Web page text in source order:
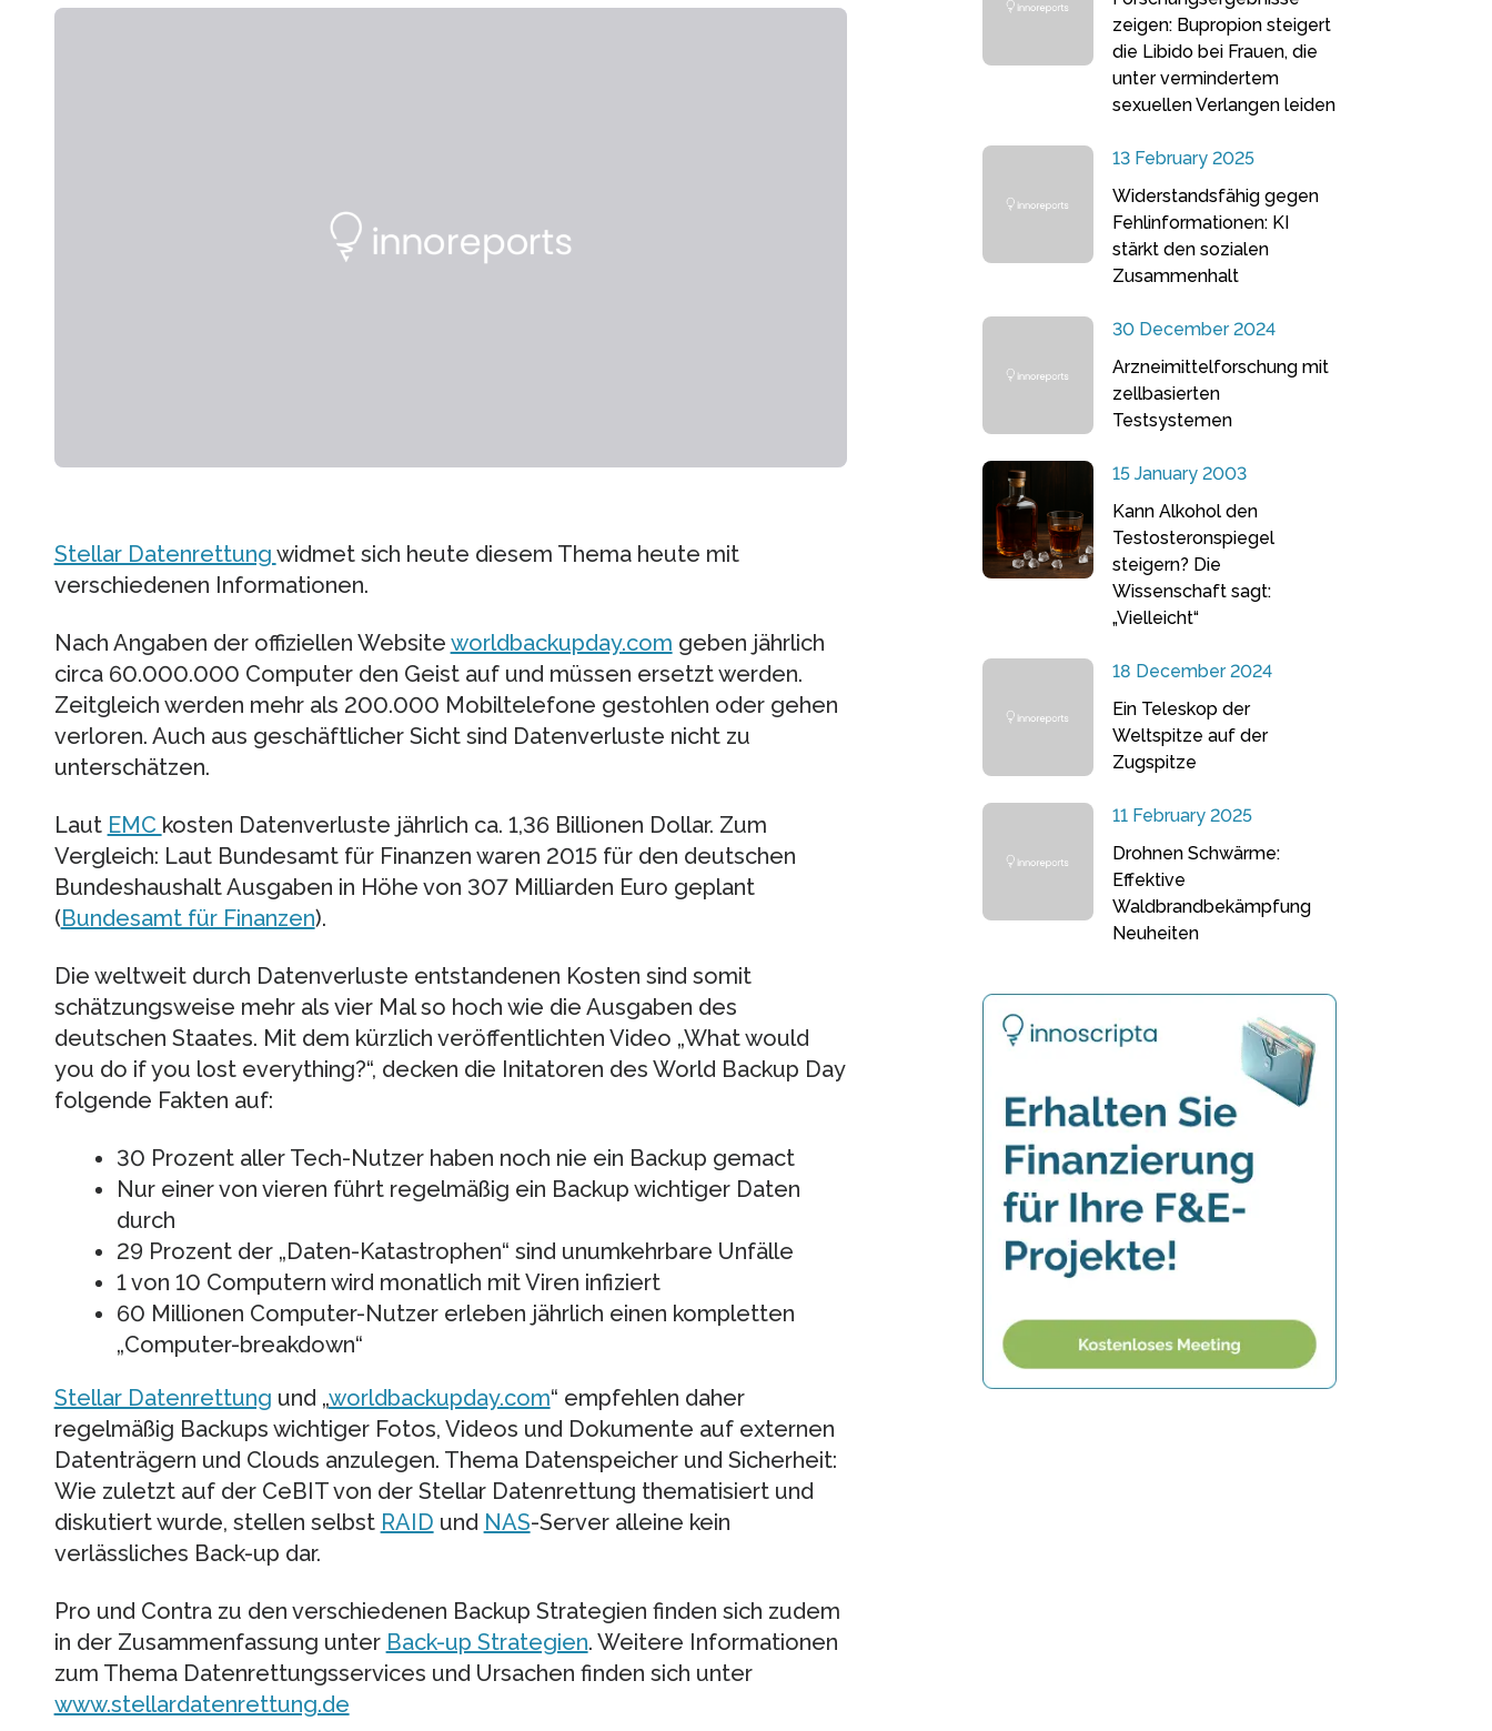
Stellar Datenrettung widmet sich heute diesem Thema heute mit
verschiedenen Informationen.
Nach Angaben der offiziellen Website worldbackupday.com geben jährlich
circa 60.000.000 Computer den Geist auf und müssen ersetzt werden.
Zeitgleich werden mehr als 200.000 Mobiltelefone gestohlen oder gehen
verloren. Auch aus geschäftlicher Sicht sind Datenverluste nicht zu
unterschätzen.
Laut EMC kosten Datenverluste jährlich ca. 1,36 Billionen Dollar. Zum
Vergleich: Laut Bundesamt für Finanzen waren 2015 für den deutschen
Bundeshaushalt Ausgaben in Höhe von 307 Milliarden Euro geplant
(Bundesamt für Finanzen).
Die weltweit durch Datenverluste entstandenen Kosten sind somit
schätzungsweise mehr als vier Mal so hoch wie die Ausgaben des
deutschen Staates. Mit dem kürzlich veröffentlichten Video „What would
you do if you lost everything?“, decken die Initatoren des World Backup Day
folgende Fakten auf:
30 Prozent aller Tech-Nutzer haben noch nie ein Backup gemact
Nur einer von vieren führt regelmäßig ein Backup wichtiger Daten
durch
29 Prozent der „Daten-Katastrophen“ sind unumkehrbare Unfälle
1 von 10 Computern wird monatlich mit Viren infiziert
60 Millionen Computer-Nutzer erleben jährlich einen kompletten
„Computer-breakdown“
Stellar Datenrettung und „worldbackupday.com“ empfehlen daher
regelmäßig Backups wichtiger Fotos, Videos und Dokumente auf externen
Datenträgern und Clouds anzulegen. Thema Datenspeicher und Sicherheit:
Wie zuletzt auf der CeBIT von der Stellar Datenrettung thematisiert und
diskutiert wurde, stellen selbst RAID und NAS-Server alleine kein
verlässliches Back-up dar.
Pro und Contra zu den verschiedenen Backup Strategien finden sich zudem
in der Zusammenfassung unter Back-up Strategien. Weitere Informationen
zum Thema Datenrettungsservices und Ursachen finden sich unter
www.stellardatenrettung.de
zeigen: Bupropion steigert
die Libido bei Frauen, die
unter vermindertem
sexuellen Verlangen leiden
13 February 2025
Widerstandsfähig gegen
Fehlinformationen: KI
stärkt den sozialen
Zusammenhalt
30 December 2024
Arzneimittelforschung mit
zellbasierten
Testsystemen
15 January 2003
Kann Alkohol den
Testosteronspiegel
steigern? Die
Wissenschaft sagt:
„Vielleicht“
18 December 2024
Ein Teleskop der
Weltspitze auf der
Zugspitze
11 February 2025
Drohnen Schwärme:
Effektive
Waldbrandbekämpfung
Neuheiten